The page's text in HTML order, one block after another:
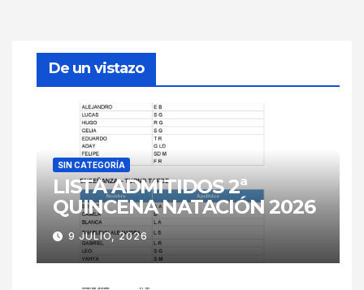
De un vistazo
SIN CATEGORÍA
LISTA ADMITIDOS 2ª
QUINCENA NATACIÓN 2026
9 JULIO, 2026